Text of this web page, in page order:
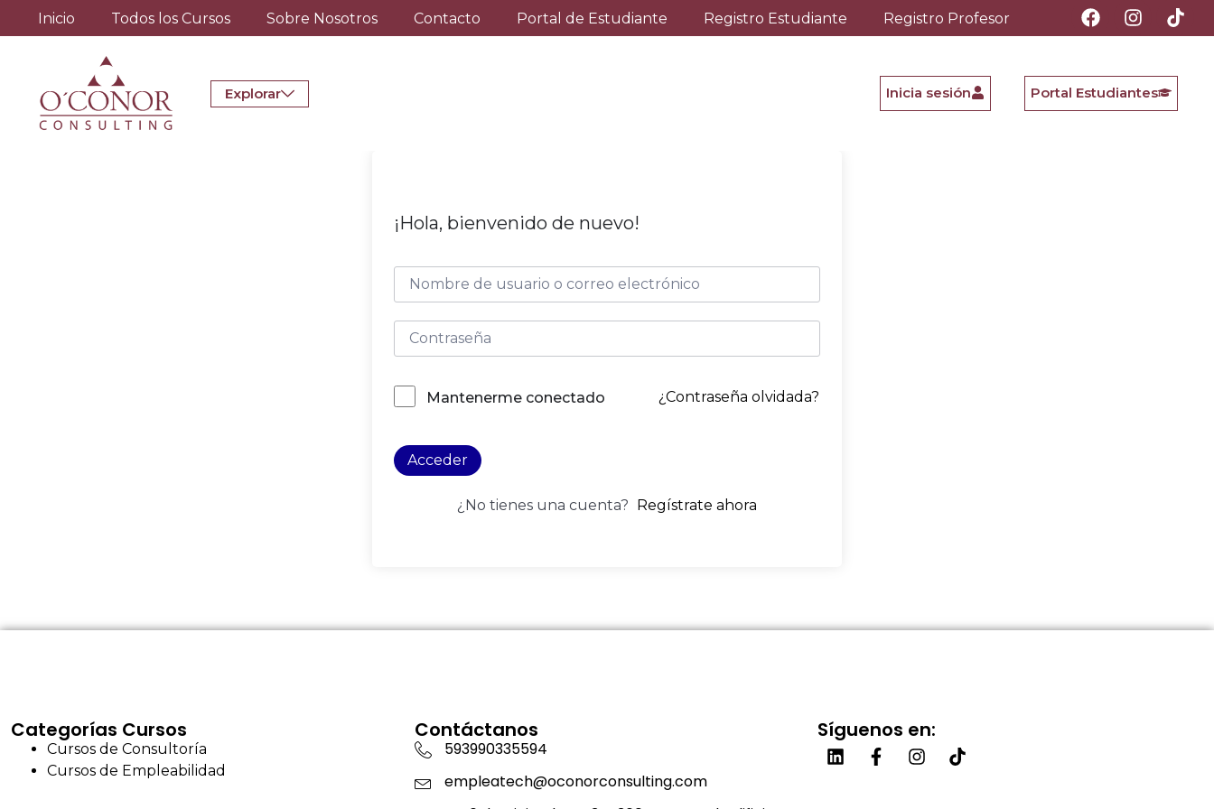
Inicio Todos los Cursos Sobre Nosotros Contacto Portal de Estudiante Registro Estudiante Registro Profesor
Explorar Inicia sesión Portal Estudiantes
¡Hola, bienvenido de nuevo!
Mantenerme conectado ¿Contraseña olvidada?
Acceder
¿No tienes una cuenta? Regístrate ahora
Categorías Cursos
Cursos de Consultoría
Cursos de Empleabilidad
Contáctanos
593990335594
empleatech@oconorconsulting.com
Síguenos en: